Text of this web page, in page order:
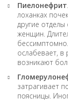
Пиелонефрит
лоханках
другие
женщин.
ослабевает, в
возникают
затрагивает
поясницы.